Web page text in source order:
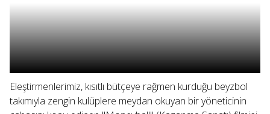
Eleştirmenlerimiz, kısıtlı bütçeye rağmen kurduğu beyzbol
takımıyla zengin kulüplere meydan okuyan bir yöneticinin